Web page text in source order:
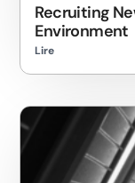
Recruiting
Environment
Lire